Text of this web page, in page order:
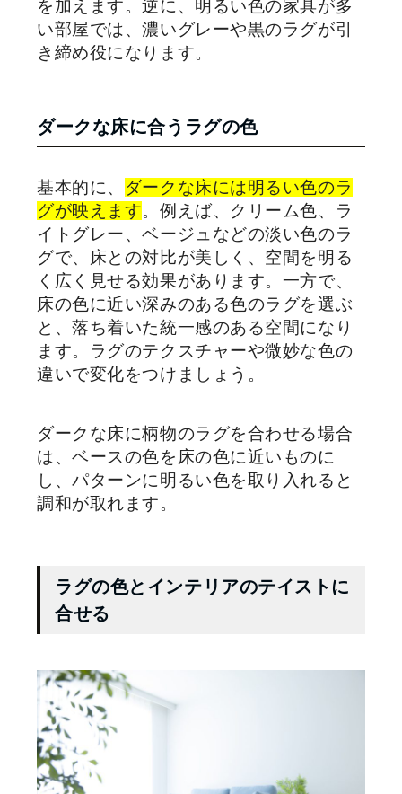
を加えます。逆に、明るい色の家具が多
い部屋では、濃いグレーや黒のラグが引
き締め役になります。
ダークな床に合うラグの色
基本的に、
ダークな床には明るい色のラ
グが映えます。例えば、クリーム色、ラ
イトグレー、ベージュなどの淡い色のラ
グで、床との対比が美しく、空間を明る
く広く見せる効果があります。一方で、
床の色に近い深みのある色のラグを選ぶ
と、落ち着いた統一感のある空間になり
ます。ラグのテクスチャーや微妙な色の
違いで変化をつけましょう。
ダークな床に柄物のラグを合わせる場合
は、ベースの色を床の色に近いものに
し、パターンに明るい色を取り入れると
調和が取れます。
ラグの色とインテリアのテイストに
合せる